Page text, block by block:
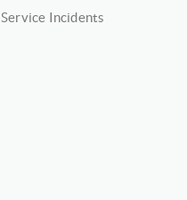
Service Incidents